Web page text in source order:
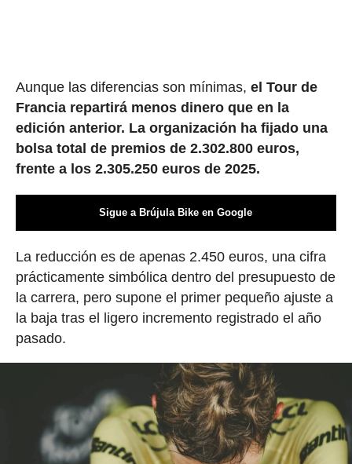
Aunque las diferencias son mínimas, el Tour de
Francia repartirá menos dinero que en la
edición anterior. La organización ha fijado una
bolsa total de premios de 2.302.800 euros,
frente a los 2.305.250 euros de 2025.
Sigue a Brújula Bike en Google
La reducción es de apenas 2.450 euros, una cifra
prácticamente simbólica dentro del presupuesto de
la carrera, pero supone el primer pequeño ajuste a
la baja tras el ligero incremento registrado el año
pasado.